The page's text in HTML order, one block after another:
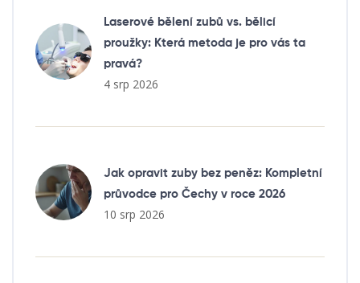
Laserové bělení zubů vs. bělicí
proužky: Která metoda je pro vás ta
pravá?
4 srp 2026
Jak opravit zuby bez peněz: Kompletní
průvodce pro Čechy v roce 2026
10 srp 2026